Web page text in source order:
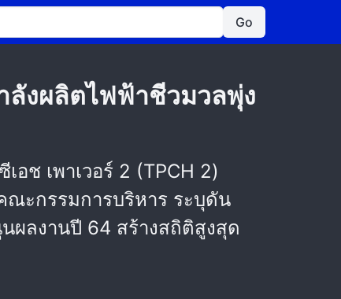
Go
ลังผลิตไฟฟ้าชีวมวลพุ่ง
อช เพาเวอร์ 2 (TPCH 2)
ะกรรมการบริหาร ระบุดัน
ผลงานปี 64 สร้างสถิติสูงสุด